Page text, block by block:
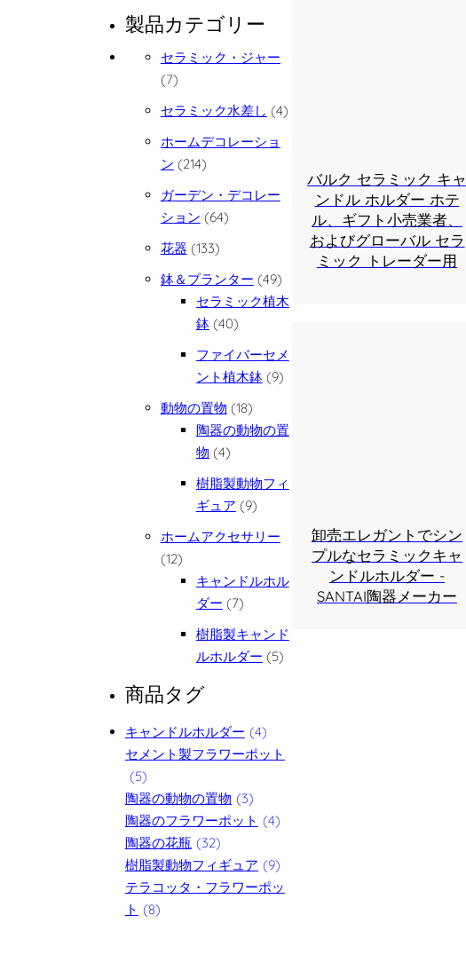
製品カテゴリー
セラミック・ジャー
77個の商品
セラミック水差し
44個の商品
ホームデコレーショ
ン
214214個の商品
ガーデン・デコレー
ション
6464個の商品
花器 133133個の商品
鉢＆プランター 4949個の商品
セラミック植木
鉢 4040個の商品
ファイバーセメ
ント植木鉢 99個の商品
動物の置物 1818個の商品
陶器の動物の置
物 44個の商品
樹脂製動物フィ
ギュア
99個の商品
ホームアクセサリー
1212個の商品
キャンドルホル
ダー
77個の商品
樹脂製キャンド
ルホルダー
55個の商品
商品タグ
キャンドルホルダー (4)
セメント製フラワーポット
(5)
陶器の動物の置物 (3)
陶器のフラワーポット (4)
陶器の花瓶 (32)
樹脂製動物フィギュア (9)
テラコッタ・フラワーポッ
ト (8)
バルク セラミック キャ
ンドル ホルダー ホテ
ル、ギフト小売業者、
およびグローバル セラ
ミック トレーダー用
卸売エレガントでシン
プルなセラミックキャ
ンドルホルダー -
SANTAI陶器メーカー